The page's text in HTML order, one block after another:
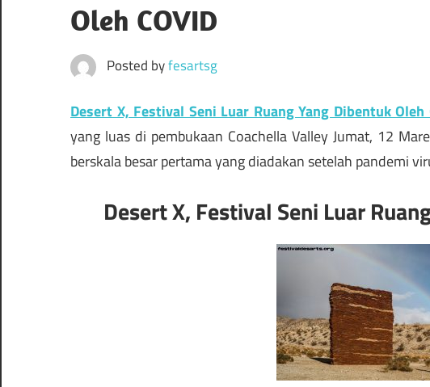
Oleh COVID
Posted byfesartsg
Desert X, Festival Seni Luar Ruang Yang Dibentuk Oleh
yang luas di pembukaan Coachella Valley Jumat, 12
berskala besar pertama yang diadakan setelah pandemi
Desert X, Festival Seni Luar